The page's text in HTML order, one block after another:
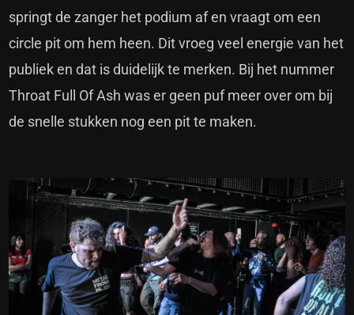
springt de zanger het podium af en vraagt om een
circle pit om hem heen. Dit vroeg veel energie van het
publiek en dat is duidelijk te merken. Bij het nummer
Throat Full Of Ash was er geen puf meer over om bij
de snelle stukken nog een pit te maken.